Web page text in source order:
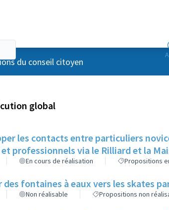
du conseil citoyen
global
les contacts entre particuliers
professionnels via le Rilliard et la
En cours de réalisation Propositions
des fontaines à eaux vers les skates
Non réalisable Propositions non